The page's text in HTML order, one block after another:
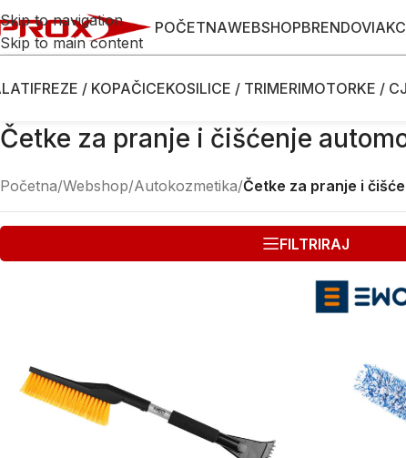
Skip to navigation
Skip to main content
POČETNAWEBSHOPBRENDOVI
FREZE / KOPAČICEKOSILICE / TRIMERIMOTORKE /
Četke za pranje i čišćenje
Početna/Webshop/Autokozmetika/Četke za pranje i
FILTRIRAJ